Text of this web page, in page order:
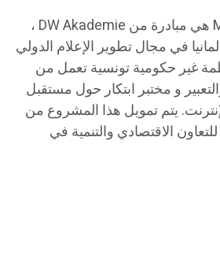
MEDIA LOVES TECH هي مبادرة من DW Akademie ،
في مجال تطوير الإعلام الدولي
غير حكومية تونسية تعمل من
و مختبر ابتكار حول مستقبل
يتم تمويل هذا المشروع من
الاقتصادي والتنمية في